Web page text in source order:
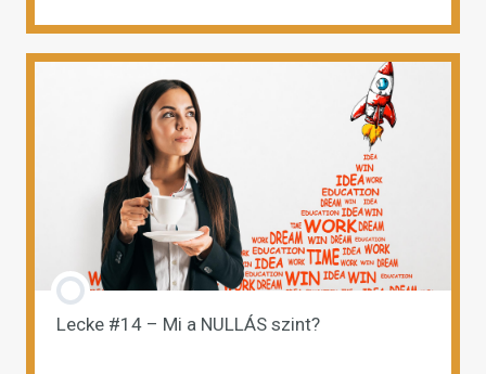
Lecke #14 – Mi a NULLÁS szint?